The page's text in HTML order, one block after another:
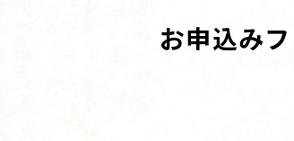
お申込み